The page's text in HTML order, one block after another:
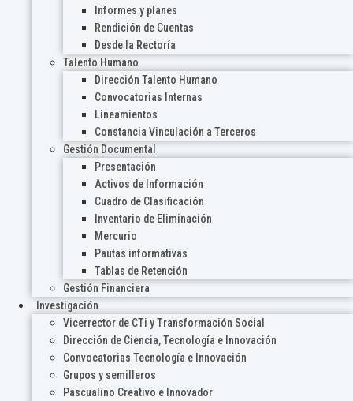
Informes y planes
Rendición de Cuentas
Desde la Rectoría
Talento Humano
Dirección Talento Humano
Convocatorias Internas
Lineamientos
Constancia Vinculación a Terceros
Gestión Documental
Presentación
Activos de Información
Cuadro de Clasificación
Inventario de Eliminación
Mercurio
Pautas informativas
Tablas de Retención
Gestión Financiera
Investigación
Vicerrector de CTi y Transformación Social
Dirección de Ciencia, Tecnología e Innovación
Convocatorias Tecnología e Innovación
Grupos y semilleros
Pascualino Creativo e Innovador